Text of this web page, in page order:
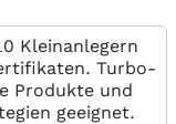
Kleinanlegern
Turbo-
Produkte und
geeignet.